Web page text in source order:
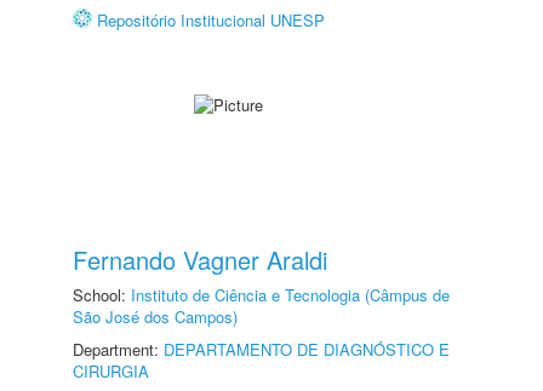
Repositório Institucional UNESP
Fernando Vagner Araldi
School: Instituto de Ciência e Tecnologia (Câmpus de
São José dos Campos)
Department: DEPARTAMENTO DE DIAGNÓSTICO E
CIRURGIA